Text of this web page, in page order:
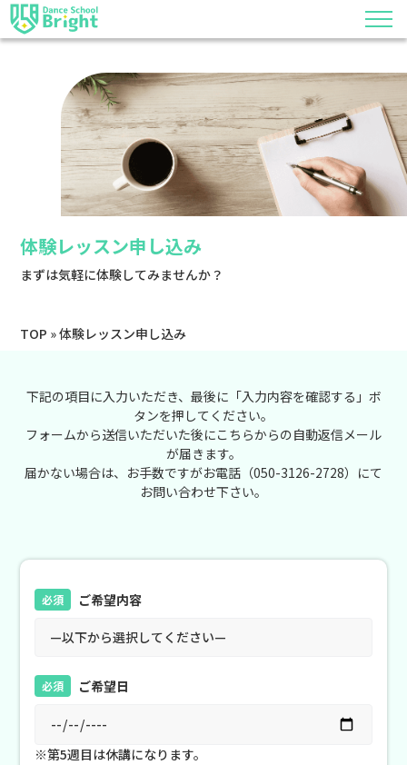
体験レッスン申し込み
まずは気軽に体験してみませんか？
TOP »体験レッスン申し込み
下記の項目に入力いただき、最後に「入力内容を確認する」ボ
タンを押してください。
フォームから送信いただいた後にこちらからの自動返信メール
が届きます。
届かない場合は、お手数ですがお電話（050-3126-2728）にて
お問い合わせ下さい。
必須 ご希望内容
必須 ご希望日
※第5週目は休講になります。